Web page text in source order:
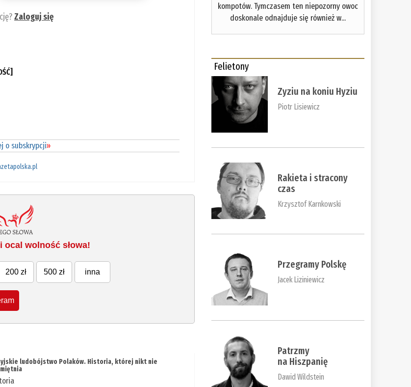
Zaloguj się
o subskrypcji»
ocal wolność słowa!
200 zł 500 zł inna
ludobójstwo Polaków. Historia, której nikt nie
kompotów. Tymczasem ten niepozorny owoc
doskonale odnajduje się również w...
Felietony
Zyziu na koniu Hyziu
Piotr Lisiewicz
Rakieta i stracony
czas
Krzysztof Karnkowski
Przegramy Polskę
Jacek Liziniewicz
Patrzmy
na Hiszpanię
Dawid Wildstein